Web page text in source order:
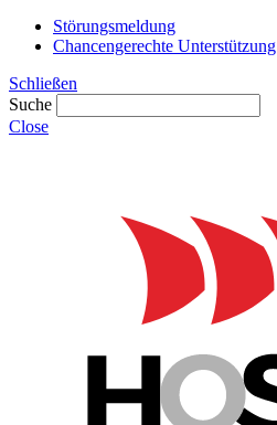
Störungsmeldung
Chancengerechte Unterstützung
Schließen
Suche
Close